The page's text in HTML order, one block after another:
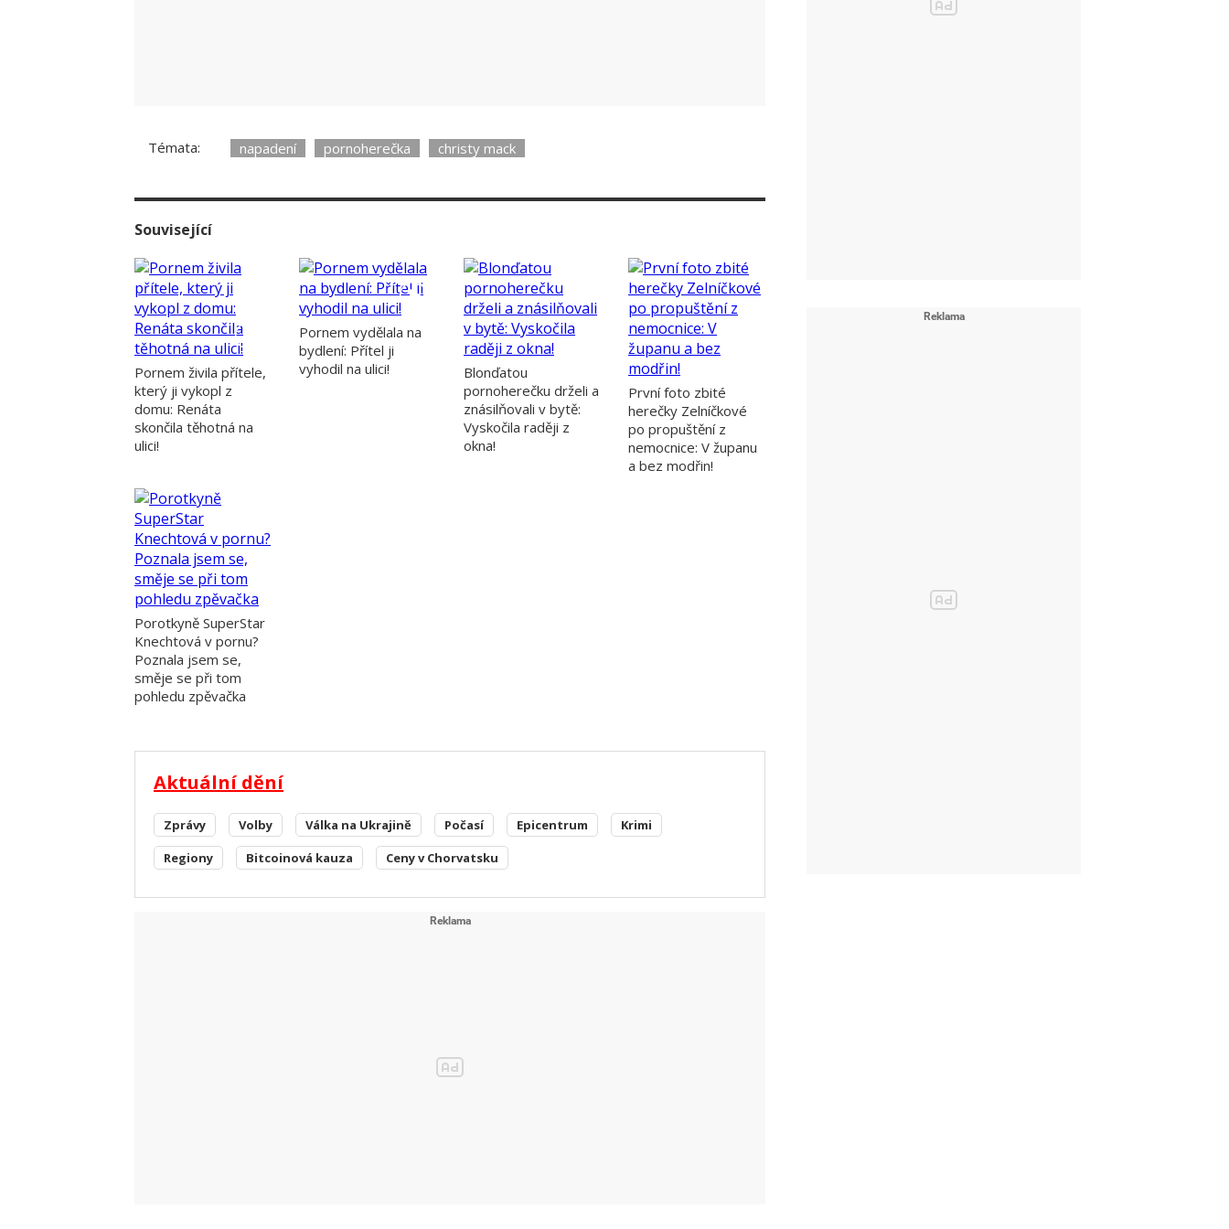
Témata: napadení pornoherečka christy mack
Související
Pornem živila přítele,
který ji vykopl z
domu: Renáta
skončila těhotná na
ulici!
Pornem vydělala na
bydlení: Přítel ji
vyhodil na ulici!
Blonďatou
pornoherečku drželi a
znásilňovali v bytě:
Vyskočila raději z
okna!
První foto zbité
herečky Zelníčkové
po propuštění z
nemocnice: V županu
a bez modřin!
Porotkyně SuperStar
Knechtová v pornu?
Poznala jsem se,
směje se při tom
pohledu zpěvačka
Aktuální dění
Zprávy Volby Válka na Ukrajině Počasí Epicentrum
Krimi
Regiony
Bitcoinová kauza Ceny v Chorvatsku